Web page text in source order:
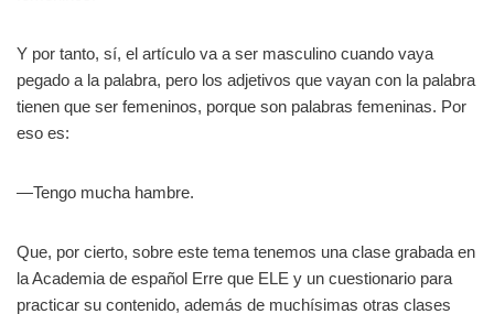
Y por tanto, sí, el artículo va a ser masculino cuando vaya
pegado a la palabra, pero los adjetivos que vayan con la palabra
tienen que ser femeninos, porque son palabras femeninas. Por
eso es:
—Tengo mucha hambre.
Que, por cierto, sobre este tema tenemos una clase grabada en
la Academia de español Erre que ELE y un cuestionario para
practicar su contenido, además de muchísimas otras clases